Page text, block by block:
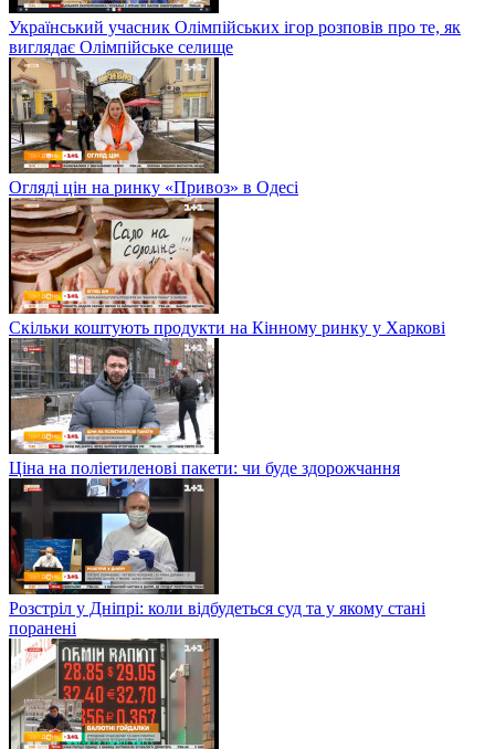
Український учасник Олімпійських ігор розповів про те, як
виглядає Олімпійське селище
Огляді цін на ринку «Привоз» в Одесі
Скільки коштують продукти на Кінному ринку у Харкові
Ціна на поліетиленові пакети: чи буде здорожчання
Розстріл у Дніпрі: коли відбудеться суд та у якому стані
поранені